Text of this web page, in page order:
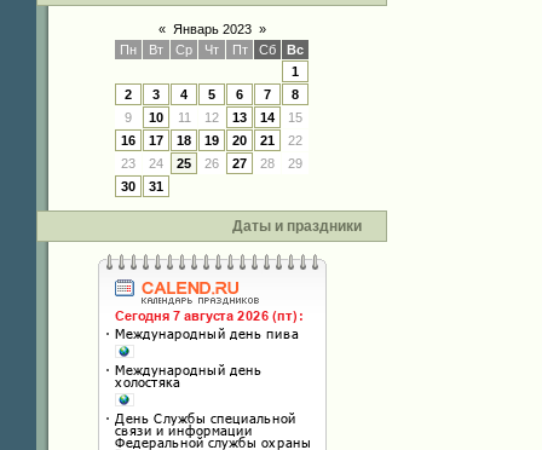
« Январь 2023 »
Пн
Вт Ср Чт Пт Сб
Вс
1
2
3 4 5 6 7
8
9
10 11 12 13 14
15
16
17 18 19 20 21
22
23
24 25 26 27 28
29
30
31
Даты и праздники